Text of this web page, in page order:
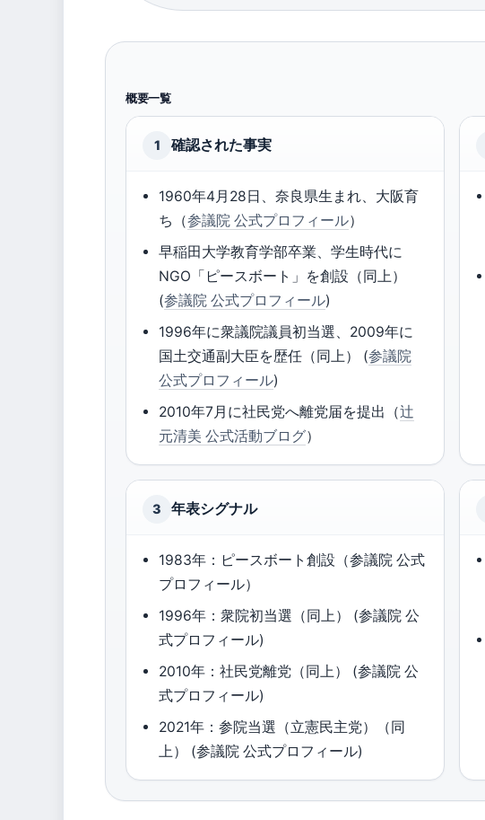
概要一覧
1 確認された事実
1960年4月28日、奈良県生まれ、大阪育
ち（参議院 公式プロフィール）
早稲田大学教育学部卒業、学生時代に
NGO「ピースボート」を創設（同上）
(参議院 公式プロフィール)
1996年に衆議院議員初当選、2009年に
国土交通副大臣を歴任（同上） (参議院
公式プロフィール)
2010年7月に社民党へ離党届を提出（辻
元清美 公式活動ブログ）
3 年表シグナル
1983年：ピースボート創設（参議院 公式
プロフィール）
1996年：衆院初当選（同上） (参議院 公
式プロフィール)
2010年：社民党離党（同上） (参議院 公
式プロフィール)
2021年：参院当選（立憲民主党）（同
上） (参議院 公式プロフィール)